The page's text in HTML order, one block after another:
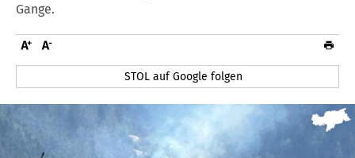
Gange.
STOL auf Google folgen